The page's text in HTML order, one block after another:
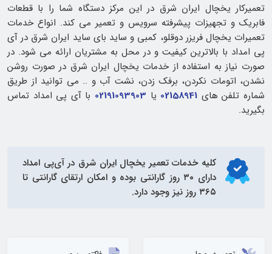
تعمیرکار یخچال ایران شرق در این مرکز دستگاه شما را با قطعات
فابریک و تجهیزات پیشرفته سرویس و تعمیر می کند. انواع خدمات
تعمیرات یخچال فریزر دوقلو، کمبی و ساید بای ساید ایران شرق در آی
پی امداد با بالاترین کیفیت و در محل به مشتریان ارائه می شود. در
صورت نیاز به استفاده از خدمات یخچال ایران شرق در صورت روشن
نشدن، اتومات نکردن، برفک زدن، نشت آب و .. می توانید از طریق
شماره تلفن های 02158941 یا 02191093903 با آی پی امداد تماس
بگیرید.
کلیه خدماتتعمیر یخچال ایران شرق در آی‌پی امداد
دارای ۳۰ روز گارانتی بوده و امکان ارتقای گارانتی تا
۳۶۵ روز نیز وجود دارد.